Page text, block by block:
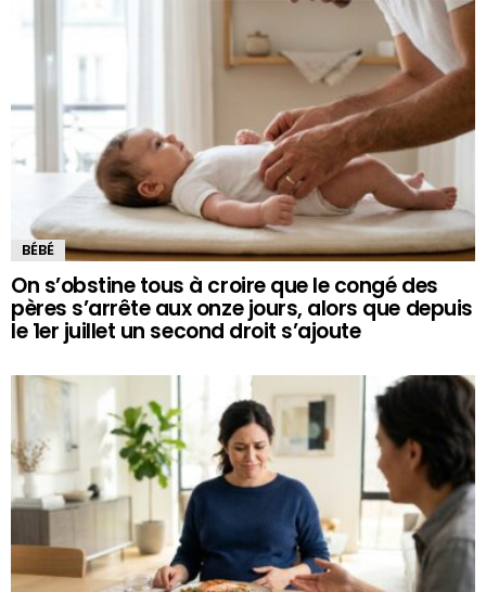
BÉBÉ
On s’obstine tous à croire que le congé des
pères s’arrête aux onze jours, alors que depuis
le 1er juillet un second droit s’ajoute